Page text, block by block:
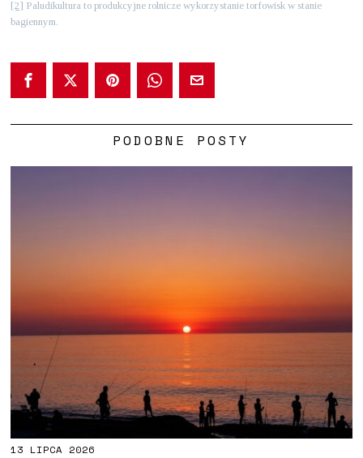
[2] Paludikultura to produkcyjne rolnicze wykorzystanie torfowisk w stanie
bagiennym.
PODOBNE POSTY
13 LIPCA 2026